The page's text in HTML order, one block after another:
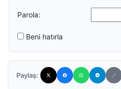
Parola:
Beni hatırla
Paylaş: